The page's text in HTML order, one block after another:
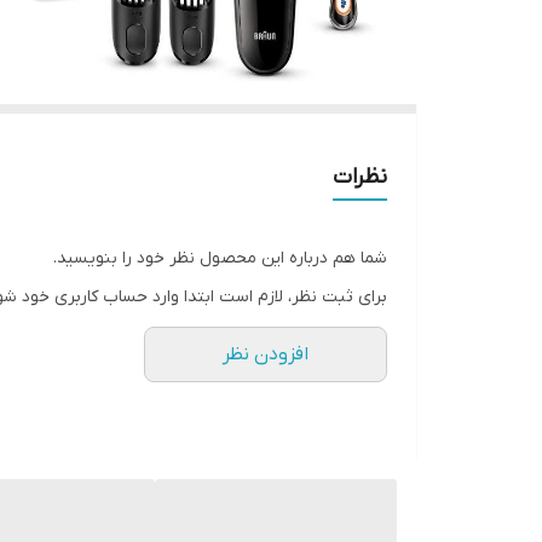
نظرات
شما هم درباره این محصول نظر خود را بنویسید.
برای ثبت نظر، لازم است ابتدا وارد حساب کاربری خود
افزودن نظر